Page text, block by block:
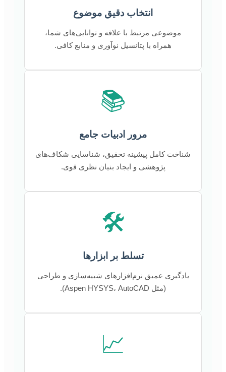
انتخاب دقیق موضوع
موضوعی مرتبط با علاقه و توانایی‌های شما،
همراه با پتانسیل نوآوری و منابع کافی.
📚
مرور ادبیات جامع
شناخت کامل پیشینه تحقیق، شناسایی شکاف‌های
پژوهشی و ایجاد بنیان نظری قوی.
🛠️
تسلط بر ابزارها
یادگیری عمیق نرم‌افزارهای شبیه‌سازی و طراحی
(مثل Aspen HYSYS، AutoCAD).
📈